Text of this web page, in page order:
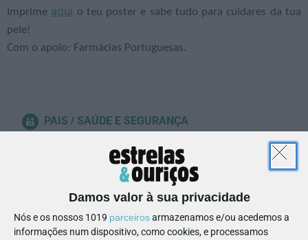
Damos valor à sua privacidade
Nós e os nossos 1019 parceirosarmazenamos e/ou acedemos a
informações num dispositivo, como cookies, e processamos
Imprime aqui o teu poster e sabe tudo para cuidares da tua
pele!
Com o apoio: Farmácias Portuguesas.
PAIS SAÚDE E SEGURANÇA
QUE CUIDADOS DEVES TER
COM O SOL?
PARTILHAR ESTE ARTIGO